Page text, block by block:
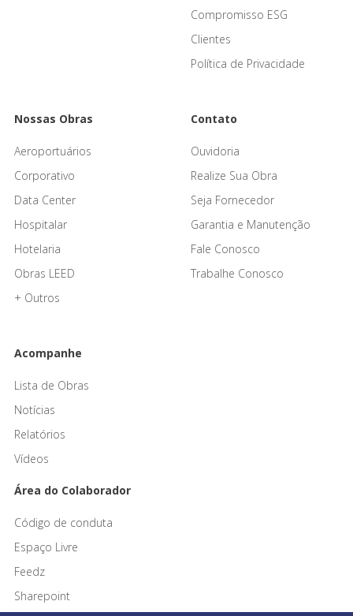
Compromisso ESG
Clientes
Política de Privacidade
Nossas Obras
Aeroportuários
Corporativo
Data Center
Hospitalar
Hotelaria
Obras LEED
+ Outros
Contato
Ouvidoria
Realize Sua Obra
Seja Fornecedor
Garantia e Manutenção
Fale Conosco
Trabalhe Conosco
Acompanhe
Lista de Obras
Notícias
Relatórios
Vídeos
Área do Colaborador
Código de conduta
Espaço Livre
Feedz
Sharepoint